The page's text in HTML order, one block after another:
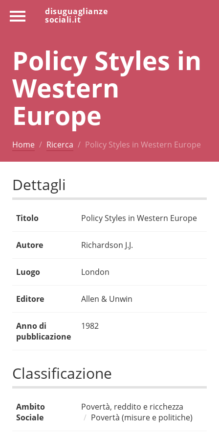
disuguaglianze
sociali.it
Policy Styles in
Western
Europe
Home Ricerca Policy Styles in Western Europe
Dettagli
Titolo Policy Styles in Western Europe
Autore Richardson J.J.
Luogo London
Editore Allen & Unwin
Anno di
pubblicazione
1982
Classificazione
Ambito
Sociale
Povertà, reddito e ricchezza
Povertà (misure e politiche)